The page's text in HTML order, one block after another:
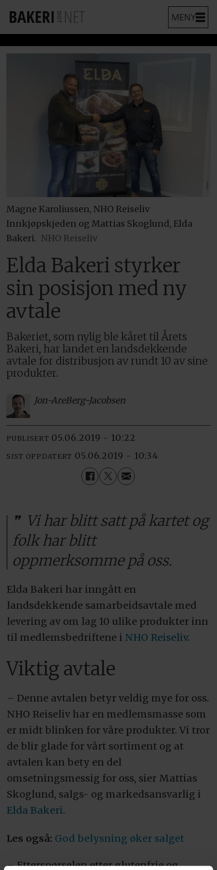
Magne Karoliussen, NHO Reiseliv
Innkjøpskjeden og Mattias Skoglund, Elda
Bakeri. NHO Reiseliv
Elda Bakeri styrker
sin posisjon med ny
avtale
Bakeriet, som nylig ble kåret til Årets
Bakeri, har landet en landsdekkende
avtale for distribusjon av rundt 10 av sine
produkter.
Jon-AreBerg-Jacobsen
PUBLISERT 05.06.2019 - 10:22
SIST OPPDATERT 05.06.2019 - 10:34
Vi har blitt satt på kartet og
folk har blitt
oppmerksomme på oss.
Elda Bakeri har inngått en
landsdekkende samarbeidsavtale med
levering av om lag 10 ulike produkter inn
til medlemsbedriftene i NHO Reiseliv.
Viktig avtale
– Denne avtalen betyr veldig mye for oss.
NHO Reiseliv har en medlemsmasse som
er midt blinken for våre produkter. Vi tror
de blir glade for vårt sortiment og at
avtalen kan bety en del
omsetningsmessig for oss, sier Mattias
Skoglund, salgs- og markedsansvarlig i
Elda Bakeri.
Les også: God belysning øker salget
– Etterspørselen etter glutenfrie og